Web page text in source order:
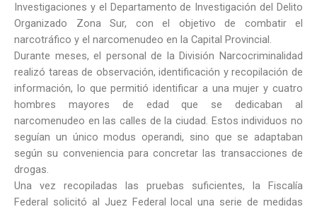
Investigaciones y el Departamento de Investigación del Delito
Organizado Zona Sur, con el objetivo de combatir el
narcotráfico y el narcomenudeo en la Capital Provincial.
Durante meses, el personal de la División Narcocriminalidad
realizó tareas de observación, identificación y recopilación de
información, lo que permitió identificar a una mujer y cuatro
hombres mayores de edad que se dedicaban al
narcomenudeo en las calles de la ciudad. Estos individuos no
seguían un único modus operandi, sino que se adaptaban
según su conveniencia para concretar las transacciones de
drogas.
Una vez recopiladas las pruebas suficientes, la Fiscalía
Federal solicitó al Juez Federal local una serie de medidas